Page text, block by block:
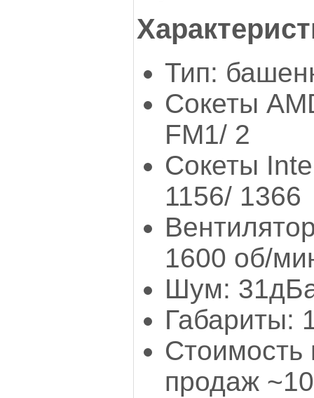
Тип:
Сокеты
FM1/ 2
Сокеты
1156/ 1366
1600 об/
Шум:
Габариты:
Стоимость
продаж